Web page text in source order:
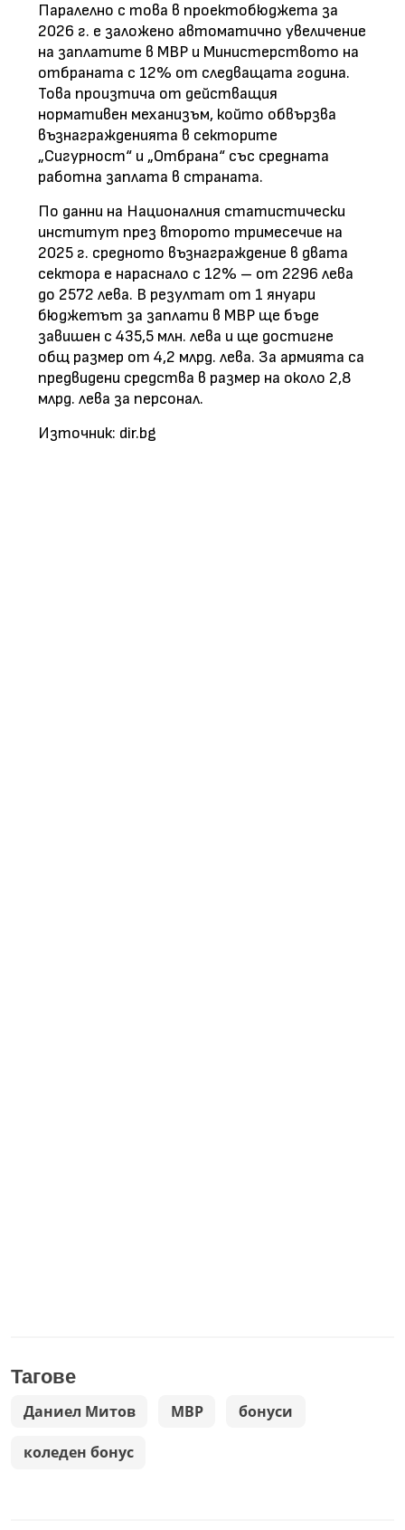
Паралелно с това в проектобюджета за
2026 г. е заложено автоматично увеличение
на заплатите в МВР и Министерството на
отбраната с 12% от следващата година.
Това произтича от действащия
нормативен механизъм, който обвързва
възнагражденията в секторите
„Сигурност“ и „Отбрана“ със средната
работна заплата в страната.
По данни на Националния статистически
институт през второто тримесечие на
2025 г. средното възнаграждение в двата
сектора е нараснало с 12% – от 2296 лева
до 2572 лева. В резултат от 1 януари
бюджетът за заплати в МВР ще бъде
завишен с 435,5 млн. лева и ще достигне
общ размер от 4,2 млрд. лева. За армията са
предвидени средства в размер на около 2,8
млрд. лева за персонал.
Източник: dir.bg
Тагове
Даниел Митов МВР бонуси
коледен бонус